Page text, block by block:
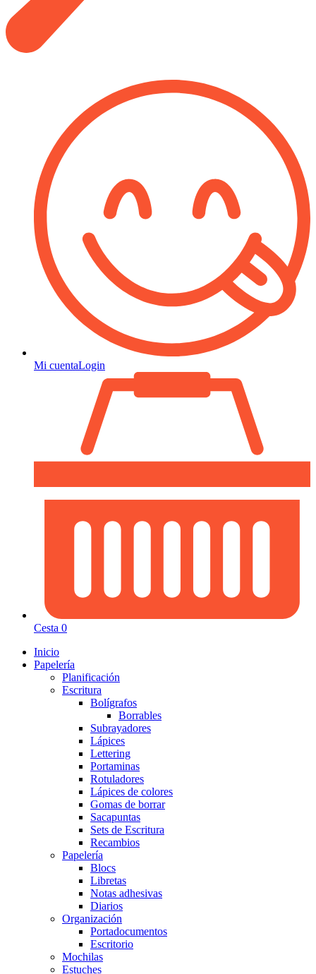
Mi cuentaLogin
Cesta 0
Inicio
Papelería
Planificación
Escritura
Bolígrafos
Borrables
Subrayadores
Lápices
Lettering
Portaminas
Rotuladores
Lápices de colores
Gomas de borrar
Sacapuntas
Sets de Escritura
Recambios
Papelería
Blocs
Libretas
Notas adhesivas
Diarios
Organización
Portadocumentos
Escritorio
Mochilas
Estuches